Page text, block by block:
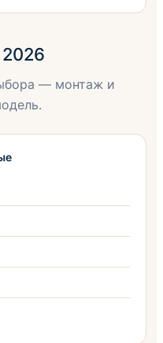
— монтаж и